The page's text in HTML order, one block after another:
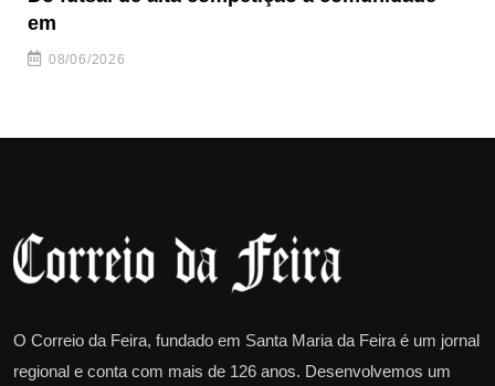
em
08/06/2026
O Correio da Feira, fundado em Santa Maria da Feira é um jornal
regional e conta com mais de 126 anos. Desenvolvemos um